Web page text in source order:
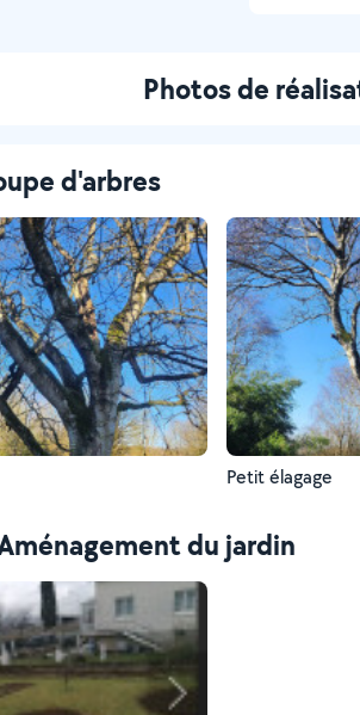
Photos de
d'arbres
Petit élagage
du jardin